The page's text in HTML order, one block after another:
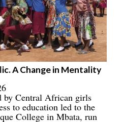
A Change in Mentality
by Central African girls
to education led to the
College in Mbata, run